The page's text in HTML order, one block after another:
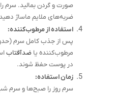
صورت و گردن بمالید. سرم
ضربه‌های ملایم ماساژ
استفاده از مرطوب‌کننده:
مرطوب‌کننده یا ضدآفتاب
در پوست حفظ شوند.
زمان استفاده:
سرم روز را صبح‌ها و سرم شب